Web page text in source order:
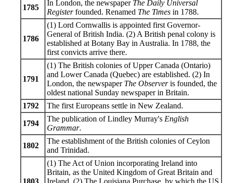
1785
In London, the newspaper The Daily Universal
Registerfounded. Renamed The Times in 1788.
1786
(1) Lord Cornwallis is appointed first Governor-
General of British India. (2) A British penal colony is
established at Botany Bay in Australia. In 1788, the
first convicts arrive there.
1791
(1) The British colonies of Upper Canada (Ontario)
and Lower Canada (Quebec) are established. (2) In
London, the newspaper The Observeris founded, the
oldest national Sunday newspaper in Britain.
1792
The first Europeans settle in New Zealand.
1794
The publication of Lindley Murray's English
Grammar.
1802
The establishment of the British colonies of Ceylon
and Trinidad.
(1) The Act of Union incorporating Ireland into
Britain, as the United Kingdom of Great Britain and